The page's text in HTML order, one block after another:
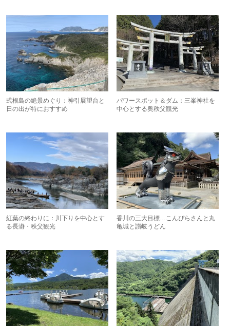
式根島の絶景めぐり：神引展望台と
日の出が特におすすめ
パワースポット＆ダム：三峯神社を
中心とする奥秩父観光
紅葉の終わりに：川下りを中心とす
る長瀞・秩父観光
香川の三大目標…こんぴらさんと丸
亀城と讃岐うどん